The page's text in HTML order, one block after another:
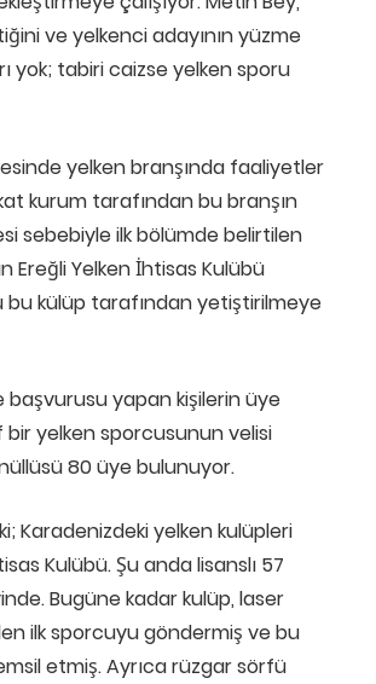
ve yelkenci adayının yüzme
yok; tabiri caizse yelken sporu
yelken branşında faaliyetler
kurum tarafından bu branşın
sebebiyle ilk bölümde belirtilen
Yelken İhtisas Kulübü
bu külüp tarafından yetiştirilmeye
başvurusu yapan kişilerin üye
bir yelken sporcusunun velisi
80 üye bulunuyor.
Karadenizdeki yelken kulüpleri
Kulübü. Şu anda lisanslı 57
Bugüne kadar kulüp, laser
ilk sporcuyu göndermiş ve bu
etmiş. Ayrıca rüzgar sörfü